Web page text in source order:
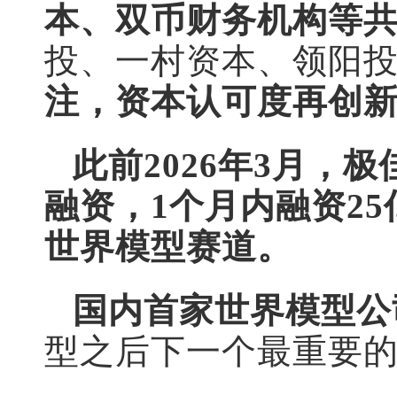
本、双币财务机构等
投、一村资本、领阳
注，资本认可度再创
此前2026年3月，极
融资，1个月内融资
世界模型赛道。
国内首家世界模型
型之后下一个最重要